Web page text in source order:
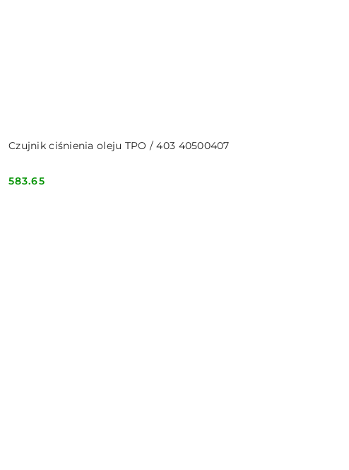
Czujnik ciśnienia oleju TPO / 403 40500407
Cena:
583.65